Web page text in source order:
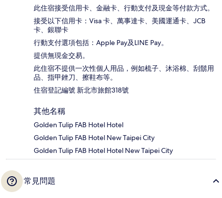
此住宿接受信用卡、金融卡、行動支付及現金等付款方式。
接受以下信用卡：Visa 卡、萬事達卡、美國運通卡、JCB
卡、銀聯卡
行動支付選項包括：Apple Pay及LINE Pay。
提供無現金交易。
此住宿不提供一次性個人用品，例如梳子、沐浴棉、刮鬍用
品、指甲銼刀、擦鞋布等。
住宿登記編號 新北市旅館318號
其他名稱
Golden Tulip FAB Hotel Hotel
Golden Tulip FAB Hotel New Taipei City
Golden Tulip FAB Hotel Hotel New Taipei City
常見問題